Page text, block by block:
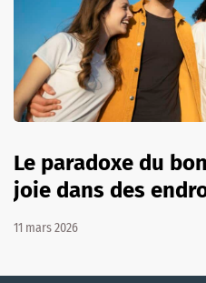
Le paradoxe du
joie dans des
11 mars 2026